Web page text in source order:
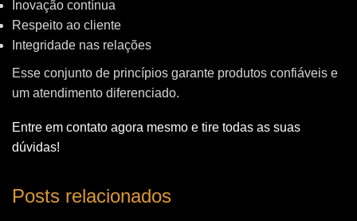
Inovação contínua
Respeito ao cliente
Integridade nas relações
Esse conjunto de princípios garante produtos confiáveis e
um atendimento diferenciado.
Entre em contato agora mesmo e tire todas as suas
dúvidas!
Posts relacionados